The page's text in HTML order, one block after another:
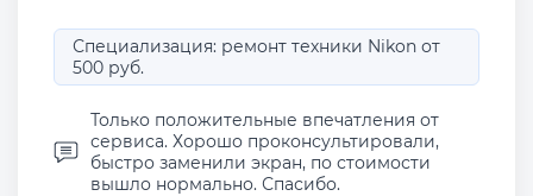
Специализация: ремонт техники Nikon от
500 руб.
Только положительные впечатления от
сервиса. Хорошо проконсультировали,
быстро заменили экран, по стоимости
вышло нормально. Спасибо.